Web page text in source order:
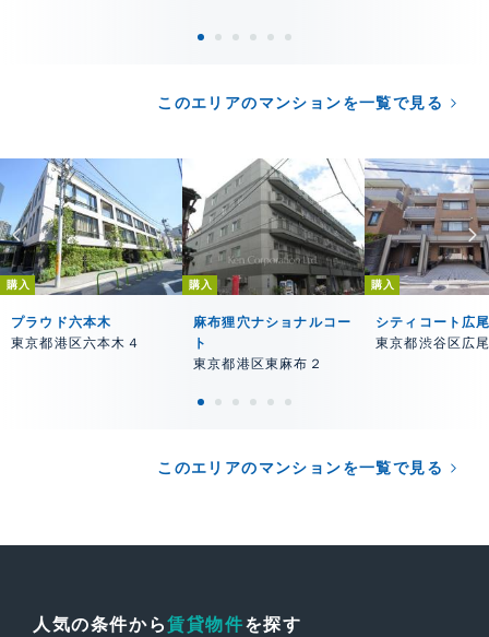
このエリアのマンションを一覧で見る
購入
プラウド六本木
東京都港区六本木４
購入
麻布狸穴ナショナルコー
ト
東京都港区東麻布２
購入
シティコート広
東京都渋谷区広
このエリアのマンションを一覧で見る
人気の条件から賃貸物件を探す